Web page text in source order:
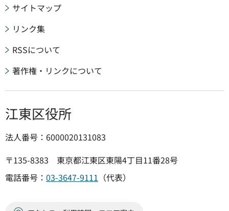
サイトマップ
リンク集
RSSについて
著作権・リンクについて
江東区役所
法人番号：6000020131083
〒135-8383 東京都江東区東陽4丁目11番28号
電話番号： 03-3647-9111 （代表）